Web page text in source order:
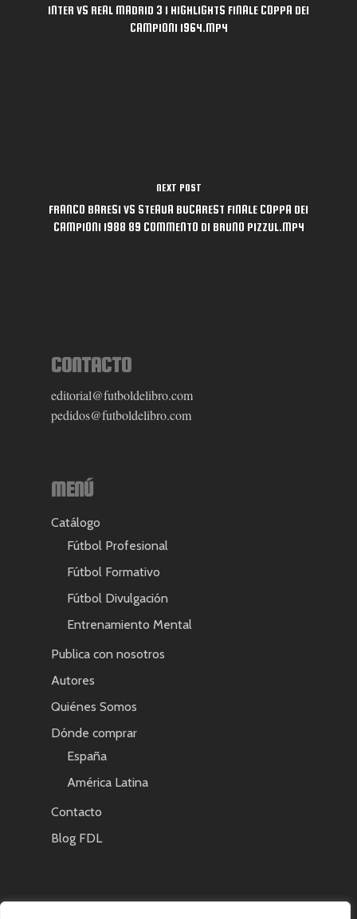
INTER VS REAL MADRID 3 1 HIGHLIGHTS FINALE COPPA DEI
CAMPIONI 1964.MP4
NEXT POST
FRANCO BARESI VS STEAUA BUCAREST FINALE COPPA DEI
CAMPIONI 1988 89 COMMENTO DI BRUNO PIZZUL.MP4
CONTACTO
editorial@futboldelibro.com
pedidos@futboldelibro.com
MENÚ
Catálogo
Fútbol Profesional
Fútbol Formativo
Fútbol Divulgación
Entrenamiento Mental
Publica con nosotros
Autores
Quiénes Somos
Dónde comprar
España
América Latina
Contacto
Blog FDL
Fútbol Profesional
Publica con